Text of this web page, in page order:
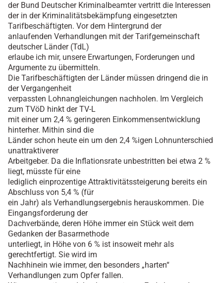
der Bund Deutscher Kriminalbeamter vertritt die Interessen
der in der Kriminalitätsbekämpfung eingesetzten
Tarifbeschäftigten. Vor dem Hintergrund der
anlaufenden Verhandlungen mit der Tarifgemeinschaft
deutscher Länder (TdL)
erlaube ich mir, unsere Erwartungen, Forderungen und
Argumente zu übermitteln.
Die Tarifbeschäftigten der Länder müssen dringend die in
der Vergangenheit
verpassten Lohnangleichungen nachholen. Im Vergleich
zum TVöD hinkt der TV-L
mit einer um 2,4 % geringeren Einkommensentwicklung
hinterher. Mithin sind die
Länder schon heute ein um den 2,4 %igen Lohnunterschied
unattraktiverer
Arbeitgeber. Da die Inflationsrate unbestritten bei etwa 2 %
liegt, müsste für eine
lediglich einprozentige Attraktivitätssteigerung bereits ein
Abschluss von 5,4 % (für
ein Jahr) als Verhandlungsergebnis herauskommen. Die
Eingangsforderung der
Dachverbände, deren Höhe immer ein Stück weit dem
Gedanken der Basarmethode
unterliegt, in Höhe von 6 % ist insoweit mehr als
gerechtfertigt. Sie wird im
Nachhinein wie immer, den besonders „harten“
Verhandlungen zum Opfer fallen.